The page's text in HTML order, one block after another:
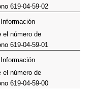
619-04-59-02
Información
el número de
619-04-59-01
Información
el número de
619-04-59-00